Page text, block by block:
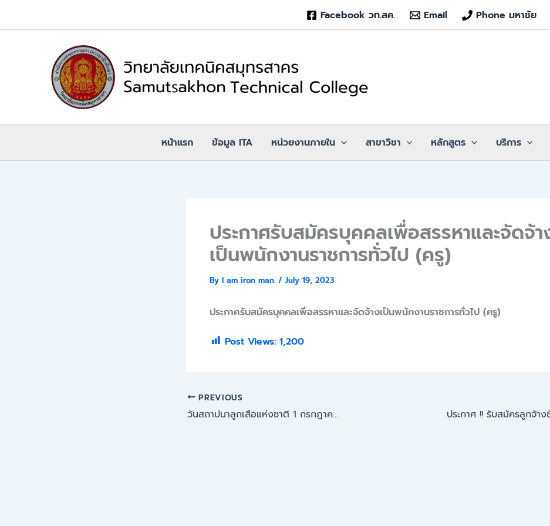
Facebook วท.สค. Email Phone มหาชัย
หน้าแรก ข้อมูล ITA หน่วยงานภายใน สาขาวิชา หลักสูตร บริการ
ประกาศรับสมัครบุคคลเพื่อสรรหาและจัดจ้า
เป็นพนักงานราชการทั่วไป (ครู)
By I am iron man. / July 19, 2023
ประกาศรับสมัครบุคคลเพื่อสรรหาและจัดจ้างเป็นพนักงานราชการทั่วไป (ครู)
Post Views: 1,200
PREVIOUS
วันสถาปนาลูกเสือแห่งชาติ 1 กรกฎาคม 2566